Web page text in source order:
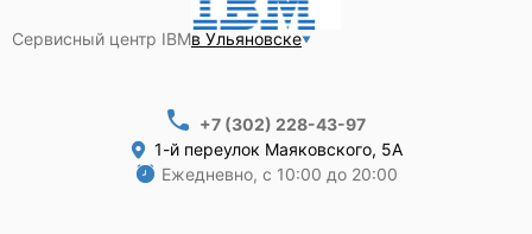
Сервисный центр IBMв Ульяновске
+7 (302) 228-43-97
1-й переулок Маяковского, 5А
Ежедневно, с 10:00 до 20:00